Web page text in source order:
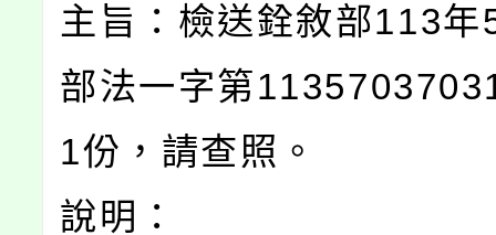
主旨：檢送銓敘部113年
部法一字第
1份，請查照。
說明：